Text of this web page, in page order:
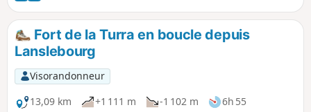
neige qui recouvre le sentier vers le Pas de la Beccia, des
pierriers, et du temps mis à parcourir la distance entre les
points (17) et (19) (environ 1h).
Fort de la Turra en boucle depuis
Lanslebourg
Visorandonneur
13,09 km
+1 111 m -1 102 m
6h 55